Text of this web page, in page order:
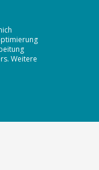
Weitere